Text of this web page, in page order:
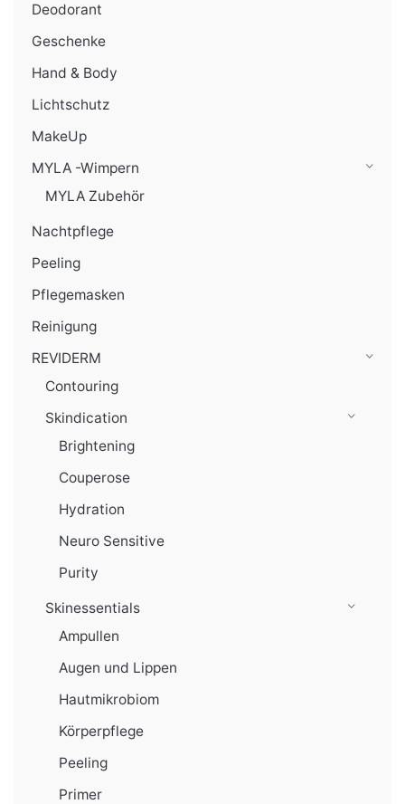
Deodorant
Geschenke
Hand & Body
Lichtschutz
MakeUp
MYLA -Wimpern
MYLA Zubehör
Nachtpflege
Peeling
Pflegemasken
Reinigung
REVIDERM
Contouring
Skindication
Brightening
Couperose
Hydration
Neuro Sensitive
Purity
Skinessentials
Ampullen
Augen und Lippen
Hautmikrobiom
Körperpflege
Peeling
Primer